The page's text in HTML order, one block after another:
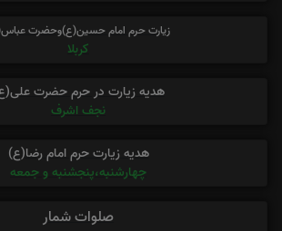
زیارت حرم امام حسین(ع)وحضرت
کربلا
هدیه زیارت در حرم حضرت
نجف اشرف
هدیه زیارت حرم امام رضا(ع)
چهارشنبه،پنجشنبه و جمعه
صلوات شمار